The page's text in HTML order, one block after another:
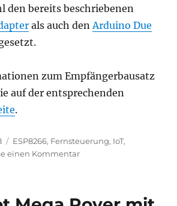
den bereits beschriebenen
als auch den Arduino Due
zum Empfängerbausatz
auf der entsprechenden
.
Kategorien
ESP8266, Fernsteuerung, IoT,
einen Kommentarzu
–